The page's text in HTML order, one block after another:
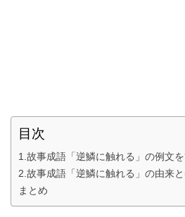
目次
1.故事成語「逆鱗に触れる」の例文を
2.故事成語「逆鱗に触れる」の由来と
まとめ